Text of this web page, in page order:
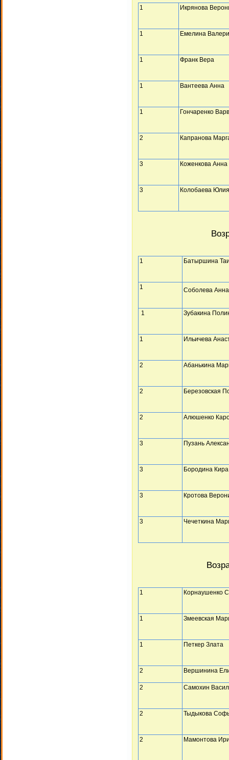
1 Икрянова
1 Емелина
1 Франк Вера
1 Вантеева Анна
1 Гончаренко
2 Капранова
3 Коженкова Анна
3 Колобаева Юлия
1 Батыршина
1 Соболева Анна
1 Зубакина
1 Ильичева
2 Абанькина
2 Березовская
2 Алюшенко
3 Пузань
3 Бородина Кира
3 Кротова
3 Чечеткина
1 Корнаушенко
1 Змеевская
1 Петкер Злата
2 Вершинина
2 Самохин
2 Тыдыкова
2 Мамонтова